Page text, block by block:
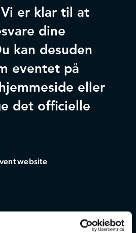
er klar til at
dine
kan desuden
eventet på
eller
det officielle
website